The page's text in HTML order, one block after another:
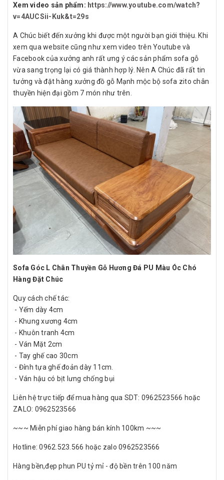
Xem video sản phẩm: https://www.youtube.com/watch?
v=4AUCSii-Kuk&t=29s
A Chúc biết đến xưởng khi được một người bạn giới thiệu. Khi
xem qua website cũng như xem video trên Youtube và
Facebook của xưởng anh rất ưng ý các sản phẩm sofa gỗ
vừa sang trọng lại có giá thành hợp lý. Nên A Chúc đã rất tin
tưởng và đặt hàng xưởng đồ gỗ Mạnh mộc bộ sofa zito chân
thuyền hiện đại gồm 7 món như trên.
Sofa Góc L Chân Thuyền Gỗ Hương Đá PU Màu Óc Chó
Hàng Đặt Chúc
Quy cách chế tác:
- Yếm dày 4cm
- Khung xương 4cm
- Khuôn tranh 4cm
- Ván Mặt 2cm
- Tay ghế cao 30cm
- Đỉnh tựa ghế đoản dày 11cm.
- Ván hậu có bịt lưng chống bụi
Liên hệ trực tiếp để mua hàng qua SDT: 0962523566 hoặc
ZALO: 0962523566
~~~ Miễn phí giao hàng bán kính 100km ~~~
Hotline: 0962.523.566 hoặc zalo 0962523566
Hàng bền,đẹp phun PU tỷ mỉ - độ bền trên 100 năm